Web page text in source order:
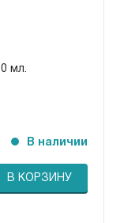
мл.
В наличии
В КОРЗИНУ